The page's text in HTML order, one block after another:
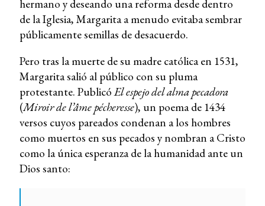
hermano y deseando una reforma desde dentro
de la Iglesia, Margarita a menudo evitaba sembrar
públicamente semillas de desacuerdo.
Pero tras la muerte de su madre católica en 1531,
Margarita salió al público con su pluma
protestante. PublicóEl espejo del alma pecadora
(Miroir de l’âme pécheresse), un poema de 1434
versos cuyos pareados condenan a los hombres
como muertos en sus pecados y nombran a Cristo
como la única esperanza de la humanidad ante un
Dios santo: